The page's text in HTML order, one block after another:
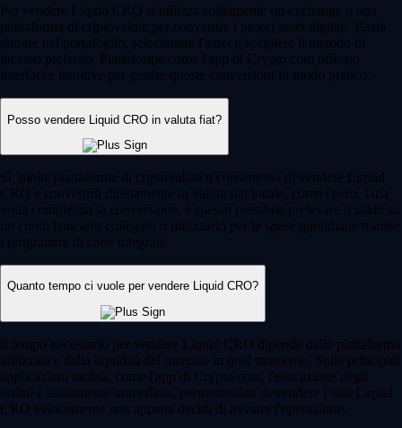
Per vendere Liquid CRO si utilizza solitamente un exchange o una
piattaforma di criptovalute per convertire i propri asset digitali. Basta
entrare nel portafoglio, selezionare l'asset e scegliere il metodo di
incasso preferito. Piattaforme come l'app di Crypto.com offrono
interfacce intuitive per gestire queste conversioni in modo pratico.
Posso vendere Liquid CRO in valuta fiat?
Sì, molte piattaforme di criptovalute ti consentono di vendere Liquid
CRO e convertirli direttamente in valuta fiat locale, come l'euro. Una
volta completata la conversione, è spesso possibile prelevare il saldo su
un conto bancario collegato o utilizzarlo per le spese quotidiane tramite
i programmi di carte integrati.
Quanto tempo ci vuole per vendere Liquid CRO?
Il tempo necessario per vendere Liquid CRO dipende dalla piattaforma
utilizzata e dalla liquidità del mercato in quel momento. Sulle principali
applicazioni mobili, come l'app di Crypto.com, l'esecuzione degli
ordini è solitamente immediata, permettendoti di vendere i tuoi Liquid
CRO velocemente non appena decidi di avviare l'operazione.